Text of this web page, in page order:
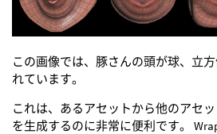
この画像では、豚さんの頭が球、立
れています。
これは、あるアセットから他のアセ
を生成するのに非常に便利です。